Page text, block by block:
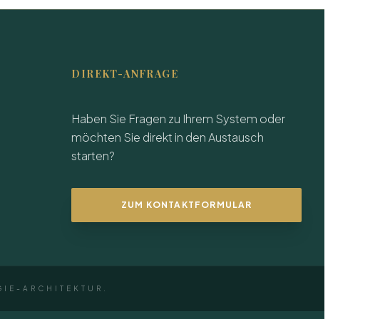
DIREKT-ANFRAGE
Haben Sie Fragen zu Ihrem System oder
möchten Sie direkt in den Austausch
starten?
ZUM KONTAKTFORMULAR
ARCHITEKTUR.